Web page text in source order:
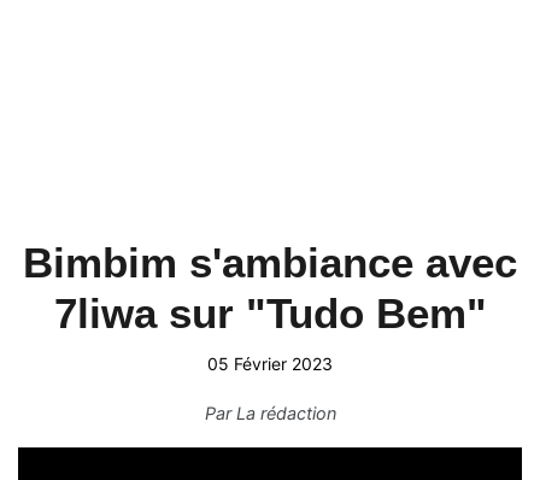
Bimbim s'ambiance avec
7liwa sur "Tudo Bem"
05 Février 2023
ParLa rédaction